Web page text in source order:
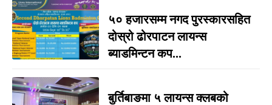
५० हजारसम्म नगद पुरस्कारसहित
दोस्रो ढोरपाटन लायन्स
ब्याडमिन्टन कप...
बुर्तिबाङमा ५ लायन्स क्लबको